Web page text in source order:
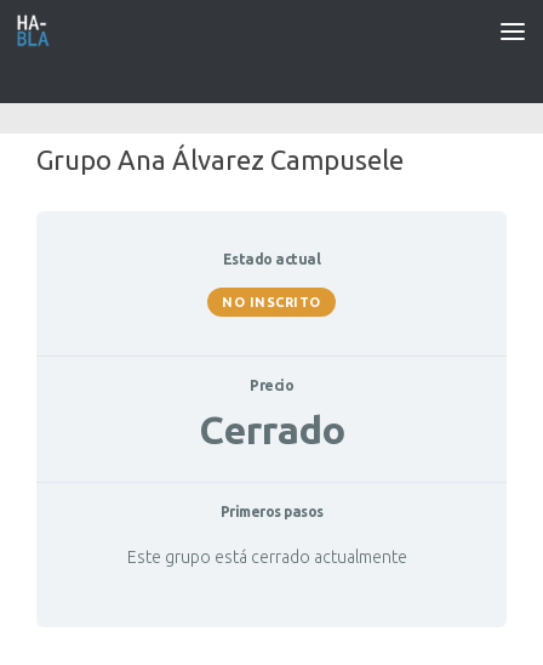
Saltar al contenido
Grupo Ana Álvarez Campusele
Estado actual
NO INSCRITO
Precio
Cerrado
Primeros pasos
Este grupo está cerrado actualmente